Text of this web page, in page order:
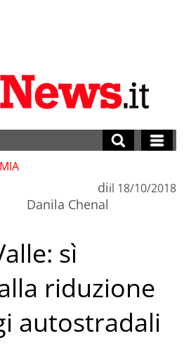
di
Danila Chenal
il 18/10/2018
sì
riduzione
autostradali